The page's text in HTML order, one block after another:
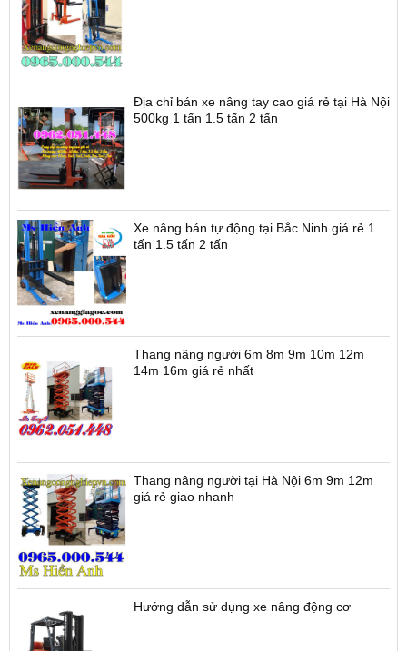
Địa chỉ bán xe nâng tay cao giá rẻ tại Hà Nội
500kg 1 tấn 1.5 tấn 2 tấn
Xe nâng bán tự động tại Bắc Ninh giá rẻ 1
tấn 1.5 tấn 2 tấn
Thang nâng người 6m 8m 9m 10m 12m
14m 16m giá rẻ nhất
Thang nâng người tại Hà Nội 6m 9m 12m
giá rẻ giao nhanh
Hướng dẫn sử dụng xe nâng động cơ